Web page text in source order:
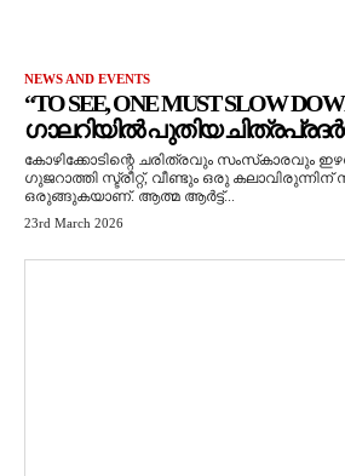
NEWS AND EVENTS
“TO SEE, ONE MUST SLOW
ഗാലറിയിൽ പുതിയ
കോഴിക്കോടിന്റെ ചരിത്രവും സംസ്‌കാരവും
ഗുജറാത്തി സ്ട്രീറ്റ്, വീണ്ടും ഒരു
ഒരുങ്ങുകയാണ്. ആത്മ ആർട്ട്...
23rd March 2026